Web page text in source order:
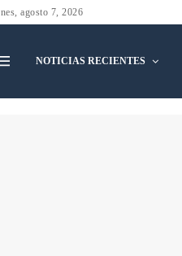
agosto 7, 2026
NOTICIAS RECIENTES